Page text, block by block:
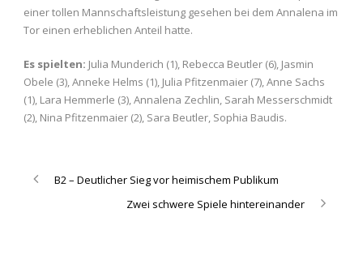
einer tollen Mannschaftsleistung gesehen bei dem Annalena im
Tor einen erheblichen Anteil hatte.
Es spielten: Julia Munderich (1), Rebecca Beutler (6), Jasmin
Obele (3), Anneke Helms (1), Julia Pfitzenmaier (7), Anne Sachs
(1), Lara Hemmerle (3), Annalena Zechlin, Sarah Messerschmidt
(2), Nina Pfitzenmaier (2), Sara Beutler, Sophia Baudis.
B2 – Deutlicher Sieg vor heimischem Publikum
Zwei schwere Spiele hintereinander